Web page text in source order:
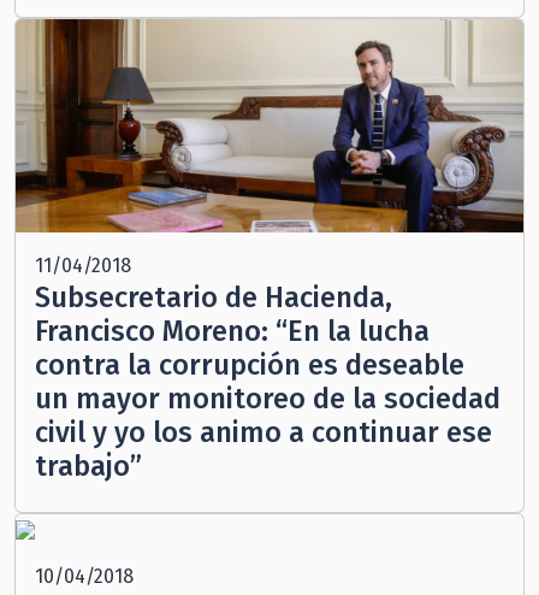
11/04/2018
Subsecretario de Hacienda,
Francisco Moreno: “En la lucha
contra la corrupción es deseable
un mayor monitoreo de la sociedad
civil y yo los animo a continuar ese
trabajo”
10/04/2018